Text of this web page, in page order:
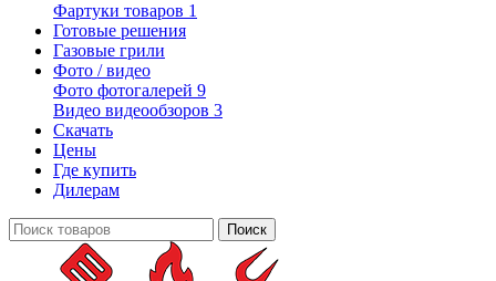
Фартуки товаров 1
Готовые решения
Газовые грили
Фото / видео
Фото фотогалерей 9
Видео видеообзоров 3
Скачать
Цены
Где купить
Дилерам
Поиск